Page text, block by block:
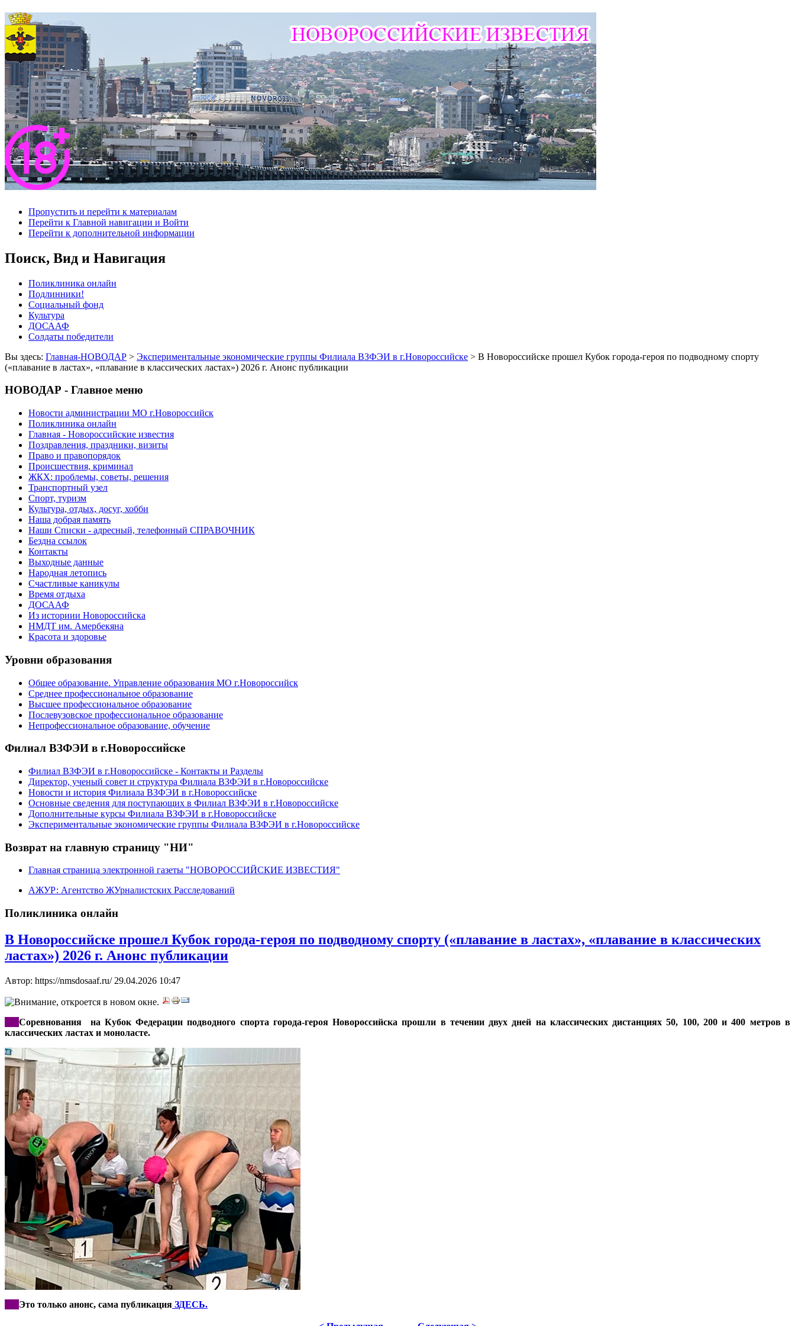
Пропустить и перейти к материалам
Перейти к Главной навигации и Войти
Перейти к дополнительной информации
Поиск, Вид и Навигация
Поликлиника онлайн
Подлинники!
Социальный фонд
Культура
ДОСААФ
Солдаты победители
Вы здесь: Главная-НОВОДАР > Экспериментальные экономические группы Филиала ВЗФЭИ в г.Новороссийске > В Новороссийске прошел Кубок города-героя по подводному спорту
(«плавание в ластах», «плавание в классических ластах») 2026 г. Анонс публикации
НОВОДАР - Главное меню
Новости администрации МО г.Новороссийск
Поликлиника онлайн
Главная - Новороссийские известия
Поздравления, праздники, визиты
Право и правопорядок
Происшествия, криминал
ЖКХ: проблемы, советы, решения
Транспортный узел
Спорт, туризм
Культура, отдых, досуг, хобби
Наша добрая память
Наши Списки - адресный, телефонный СПРАВОЧНИК
Бездна ссылок
Контакты
Выходные данные
Народная летопись
Счастливые каникулы
Время отдыха
ДОСААФ
Из историии Новороссийска
НМДТ им. Амербекяна
Красота и здоровье
Уровни образования
Общее образование. Управление образования МО г.Новороссийск
Среднее профессиональное образование
Высшее профессиональное образование
Послевузовское профессиональное образование
Непрофессиональное образование, обучение
Филиал ВЗФЭИ в г.Новороссийске
Филиал ВЗФЭИ в г.Новороссийске - Контакты и Разделы
Директор, ученый совет и структура Филиала ВЗФЭИ в г.Новороссийске
Новости и история Филиала ВЗФЭИ в г.Новороссийске
Основные сведения для поступающих в Филиал ВЗФЭИ в г.Новороссийске
Дополнительные курсы Филиала ВЗФЭИ в г.Новороссийске
Экспериментальные экономические группы Филиала ВЗФЭИ в г.Новороссийске
Возврат на главную страницу "НИ"
Главная страница электронной газеты "НОВОРОССИЙСКИЕ ИЗВЕСТИЯ"
АЖУР: Агентство ЖУрналистских Расследований
Поликлиника онлайн
В Новороссийске прошел Кубок города-героя по подводному спорту («плавание в ластах», «плавание в классических
ластах») 2026 г. Анонс публикации
Автор: https://nmsdosaaf.ru/ 29.04.2026 10:47
Соревнования на Кубок Федерации подводного спорта города-героя Новороссийска прошли в течении двух дней на классических дистанциях 50, 100, 200 и 400 метров в
классических ластах и моноласте.
Это только анонс, сама публикация ЗДЕСЬ.